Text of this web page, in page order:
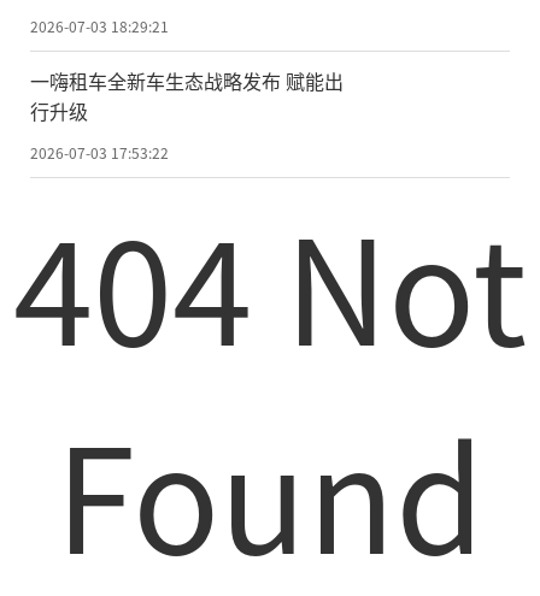
2026-07-03 18:29:21
一嗨租车全新车生态战略发布 赋能出
行升级
2026-07-03 17:53:22
404 Not
Found